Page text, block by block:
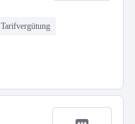
Tarifvergütung